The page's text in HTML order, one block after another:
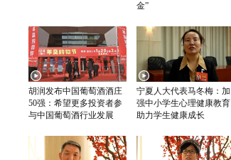
金”
胡润发布中国葡萄酒酒庄
50强：希望更多投资者参
与中国葡萄酒行业发展
宁夏人大代表马冬梅：加
强中小学生心理健康教育
助力学生健康成长